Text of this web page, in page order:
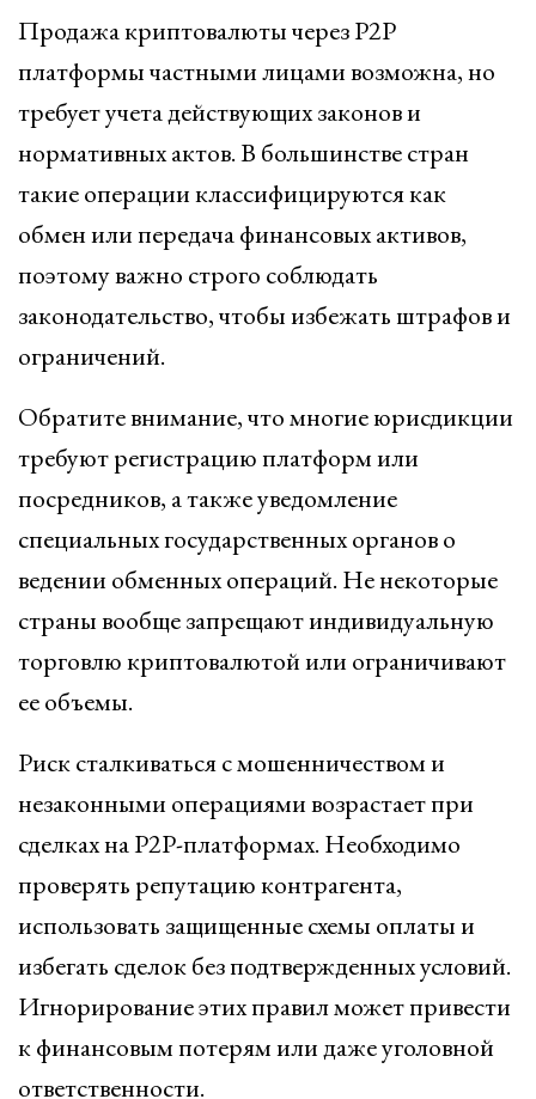
Продажа криптовалюты через P2P
платформы частными лицами возможна, но
требует учета действующих законов и
нормативных актов. В большинстве стран
такие операции классифицируются как
обмен или передача финансовых активов,
поэтому важно строго соблюдать
законодательство, чтобы избежать штрафов и
ограничений.
Обратите внимание, что многие юрисдикции
требуют регистрацию платформ или
посредников, а также уведомление
специальных государственных органов о
ведении обменных операций. Не некоторые
страны вообще запрещают индивидуальную
торговлю криптовалютой или ограничивают
ее объемы.
Риск сталкиваться с мошенничеством и
незаконными операциями возрастает при
сделках на P2P-платформах. Необходимо
проверять репутацию контрагента,
использовать защищенные схемы оплаты и
избегать сделок без подтвержденных условий.
Игнорирование этих правил может привести
к финансовым потерям или даже уголовной
ответственности.